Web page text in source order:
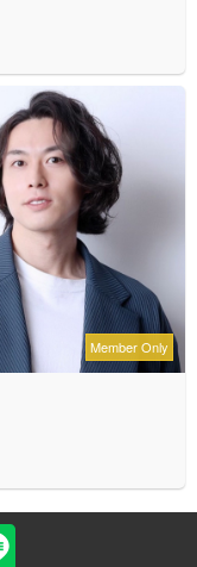
Member Only